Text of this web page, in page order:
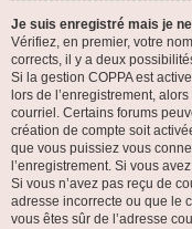
Je suis enregistré mais je
Vérifiez, en premier, votre
corrects, il y a deux
Si la gestion COPPA est
lors de l’enregistrement,
courriel. Certains forums
création de compte soit
que vous puissiez vous
l’enregistrement. Si vous
Si vous n’avez pas reçu de
adresse incorrecte ou que le
vous êtes sûr de l’adresse